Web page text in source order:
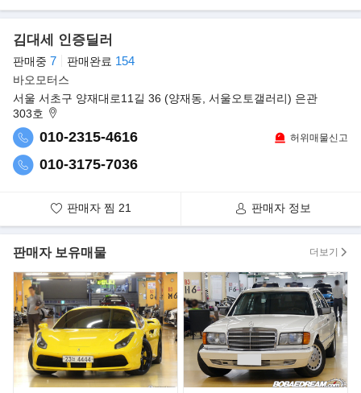
- 깔끔하게 관리된 실내/외
- 720마력 3.9L V8 트윈터보 엔진
- 고성능 8기통 엔진과 레이싱 DNA를 현대적으로 해석한 모델
▶페라리, 새로운 미드십 스포츠카 ‘F8 트리뷰토’ 공개
FMK가 8기통 미드리어엔진 스포츠카 페라리 F8 트리뷰토를 출시
했다. FMK에 따르면 새 차는 구형 대비
공력성능을 대폭 끌어올리고 경량화 솔루션을 적용해 40㎏의 무게
절감과 더불어 2016년부터 4년 연속
김대세 인증딜러
판매중 7 판매완료 154
바오모터스
서울 서초구 양재대로11길 36 (양재동, 서울오토갤러리) 은관
303호
010-2315-4616
010-3175-7036
허위매물신고
판매자 찜 21 판매자 정보
판매자 보유매물 더보기